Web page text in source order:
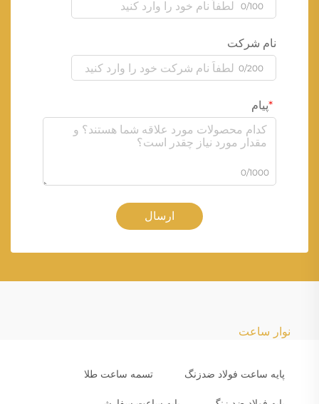
0/100
نام شرکت
0/200
پیام
0/1000
ارسال
نوار ساعت
پایه ساعت فولاد ضدزنگ تسمه ساعت طلا